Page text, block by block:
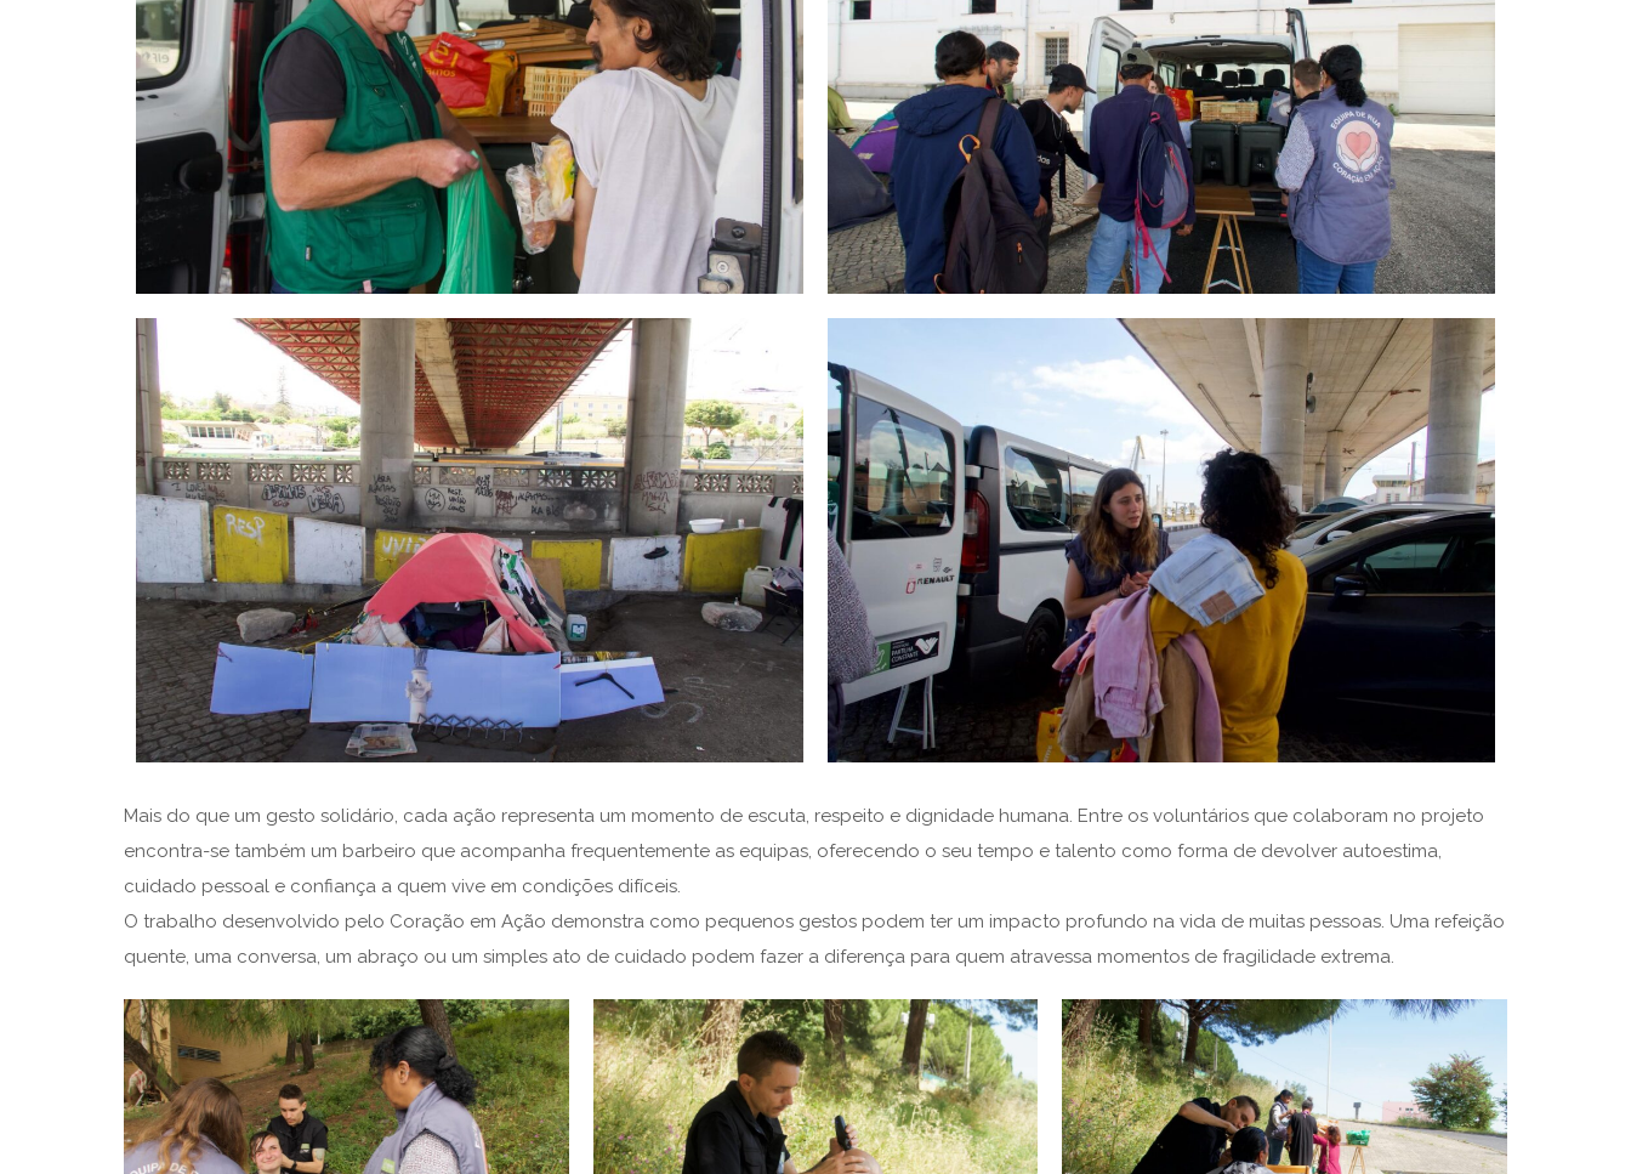
Mais do que um gesto solidário, cada ação representa um momento de escuta, respeito e dignidade humana. Entre os voluntários que colaboram no projeto
encontra-se também um barbeiro que acompanha frequentemente as equipas, oferecendo o seu tempo e talento como forma de devolver autoestima,
cuidado pessoal e confiança a quem vive em condições difíceis.
O trabalho desenvolvido pelo Coração em Ação demonstra como pequenos gestos podem ter um impacto profundo na vida de muitas pessoas. Uma refeição
quente, uma conversa, um abraço ou um simples ato de cuidado podem fazer a diferença para quem atravessa momentos de fragilidade extrema.